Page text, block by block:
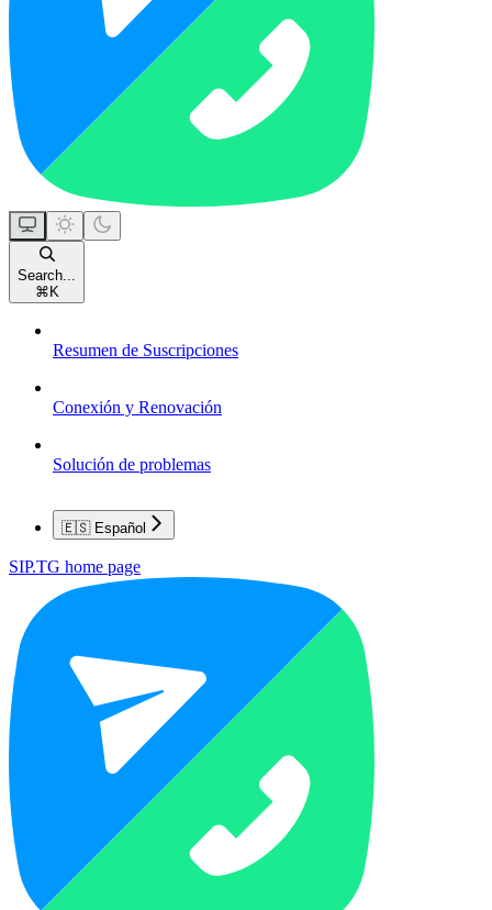
Search...
⌘ K
Resumen de Suscripciones
Conexión y Renovación
Solución de problemas
🇪🇸 Español
SIP.TG home page